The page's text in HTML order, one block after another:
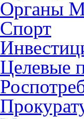
Органы
Спорт
Целевые